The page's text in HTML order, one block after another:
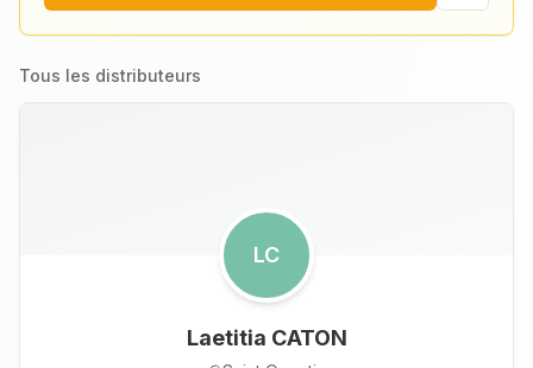
Tous les distributeurs
LC
Laetitia CATON